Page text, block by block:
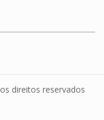
direitos reservados